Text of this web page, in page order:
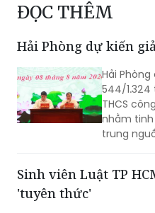
ĐỌC THÊM
Hải Phòng dự kiến
Hải
544/
THCS
nhằm
trung
Sinh viên Luật TP
'tuyên thức'